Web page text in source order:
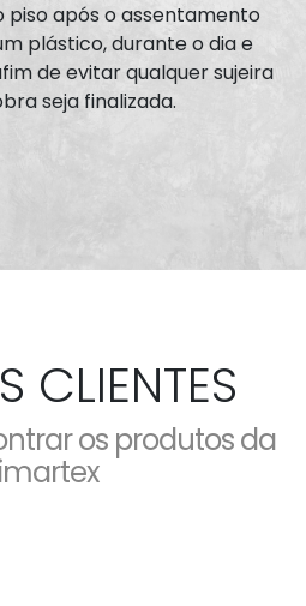
após o assentamento
plástico, durante o dia e
de evitar qualquer sujeira
seja finalizada.
CLIENTES
os produtos da